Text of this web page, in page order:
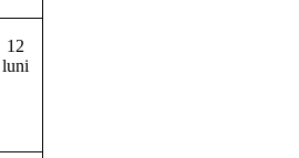
12
luni